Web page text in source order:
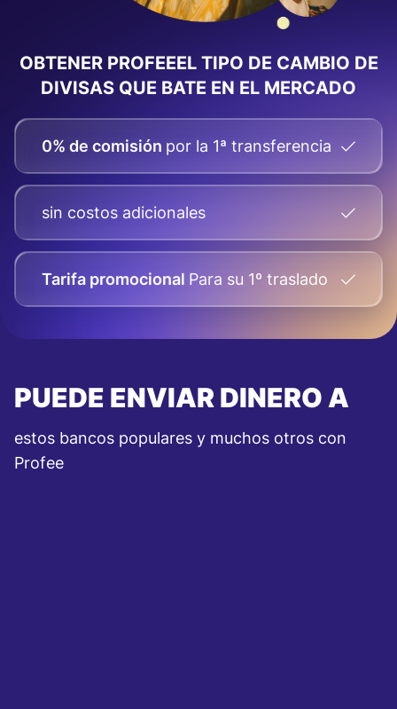
OBTENER PROFEEEL TIPO DE CAMBIO DE
DIVISAS QUE BATE EN EL MERCADO
0% de comisión por la 1ª transferencia
sin costos adicionales
Tarifa promocional Para su 1º traslado
PUEDE ENVIAR DINERO A
estos bancos populares y muchos otros con
Profee